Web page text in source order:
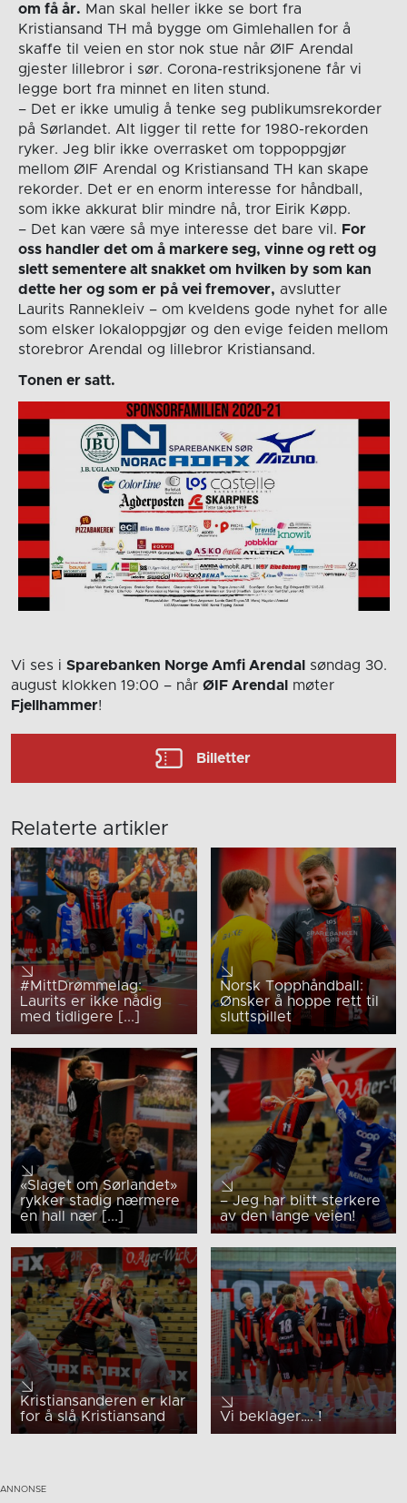
om få år. Man skal heller ikke se bort fra
Kristiansand TH må bygge om Gimlehallen for å
skaffe til veien en stor nok stue når ØIF Arendal
gjester lillebror i sør. Corona-restriksjonene får vi
legge bort fra minnet en liten stund.
– Det er ikke umulig å tenke seg publikumsrekorder
på Sørlandet. Alt ligger til rette for 1980-rekorden
ryker. Jeg blir ikke overrasket om toppoppgjør
mellom ØIF Arendal og Kristiansand TH kan skape
rekorder. Det er en enorm interesse for håndball,
som ikke akkurat blir mindre nå, tror Eirik Køpp.
– Det kan være så mye interesse det bare vil. For
oss handler det om å markere seg, vinne og rett og
slett sementere alt snakket om hvilken by som kan
dette her og som er på vei fremover, avslutter
Laurits Rannekleiv – om kveldens gode nyhet for alle
som elsker lokaloppgjør og den evige feiden mellom
storebror Arendal og lillebror Kristiansand.
Tonen er satt.
Vi ses i Sparebanken Norge Amfi Arendal
søndag 30.
august klokken 19:00 – når ØIF Arendal
møter
Fjellhammer!
Billetter
Relaterte artikler
#MittDrømmelag:
Laurits er ikke nådig
med tidligere [...]
Norsk Topphåndball:
Ønsker å hoppe rett til
sluttspillet
«Slaget om Sørlandet»
rykker stadig nærmere
en hall nær [...]
– Jeg har blitt sterkere
av den lange veien!
Kristiansanderen er klar
for å slå Kristiansand
Vi beklager…. !